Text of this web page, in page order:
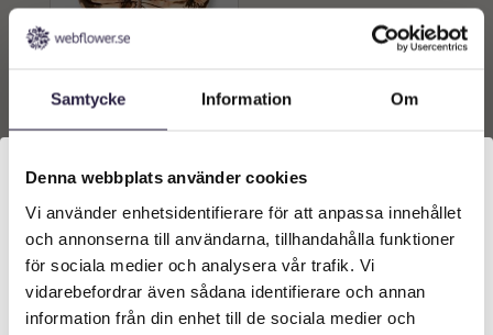
Samtycke Information Om
Denna webbplats använder cookies
Vi använder enhetsidentifierare för att anpassa innehållet
och annonserna till användarna, tillhandahålla funktioner
för sociala medier och analysera vår trafik. Vi
vidarebefordrar även sådana identifierare och annan
information från din enhet till de sociala medier och
MONSTERA | BLAD BRONS
99 CM
varukorg
Välkommen till Webflower
Vilken typ av kund är du? Du kan alltid justera ditt val
längst upp på sidan.